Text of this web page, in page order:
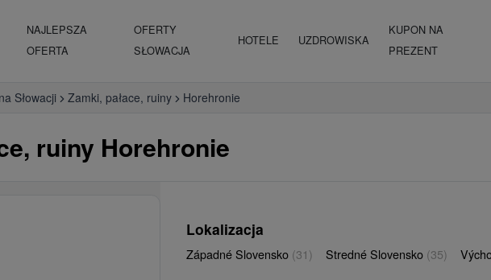
NAJLEPSZA
OFERTA
OFERTY
SŁOWACJA
HOTELE UZDROWISKA
KUPON NA
PREZENT
Słowacji Zamki, pałace, ruiny Horehronie
ruiny Horehronie
Lokalizacja
Západné Slovensko (31) Stredné Slovensko (35)